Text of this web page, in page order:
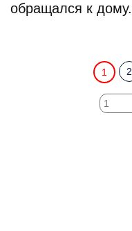
обращался к дому.
1 2